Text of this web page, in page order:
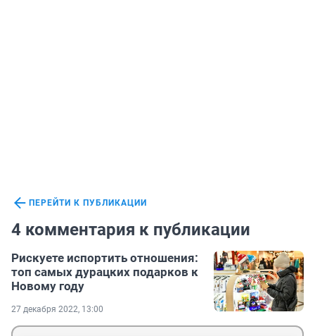
ПЕРЕЙТИ К ПУБЛИКАЦИИ
4 комментария к публикации
Рискуете испортить отношения:
топ самых дурацких подарков к
Новому году
27 декабря 2022, 13:00